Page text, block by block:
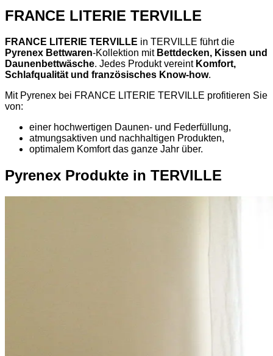
FRANCE LITERIE TERVILLE
FRANCE LITERIE TERVILLE in TERVILLE führt die
Pyrenex Bettwaren-Kollektion mit Bettdecken, Kissen und
Daunenbettwäsche. Jedes Produkt vereint Komfort,
Schlafqualität und französisches Know-how.
Mit Pyrenex bei FRANCE LITERIE TERVILLE profitieren Sie
von:
einer hochwertigen Daunen- und Federfüllung,
atmungsaktiven und nachhaltigen Produkten,
optimalem Komfort das ganze Jahr über.
Pyrenex Produkte in TERVILLE